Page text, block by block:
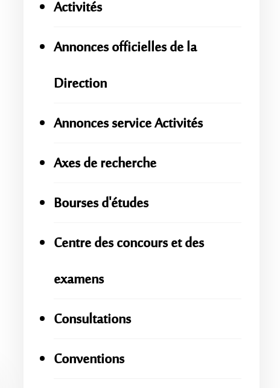
Activités
Annonces officielles de la
Direction
Annonces service Activités
Axes de recherche
Bourses d'études
Centre des concours et des
examens
Consultations
Conventions